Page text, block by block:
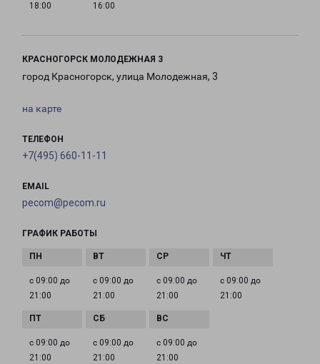
18:00
16:00
КРАСНОГОРСК МОЛОДЕЖНАЯ 3
город Красногорск, улица Молодежная, 3
на карте
ТЕЛЕФОН
+7(495) 660-11-11
EMAIL
pecom@pecom.ru
ГРАФИК РАБОТЫ
с 09:00 до
21:00
с 09:00 до
21:00
с 09:00 до
21:00
с 09:00 до
21:00
с 09:00 до
21:00
с 09:00 до
21:00
с 09:00 до
21:00